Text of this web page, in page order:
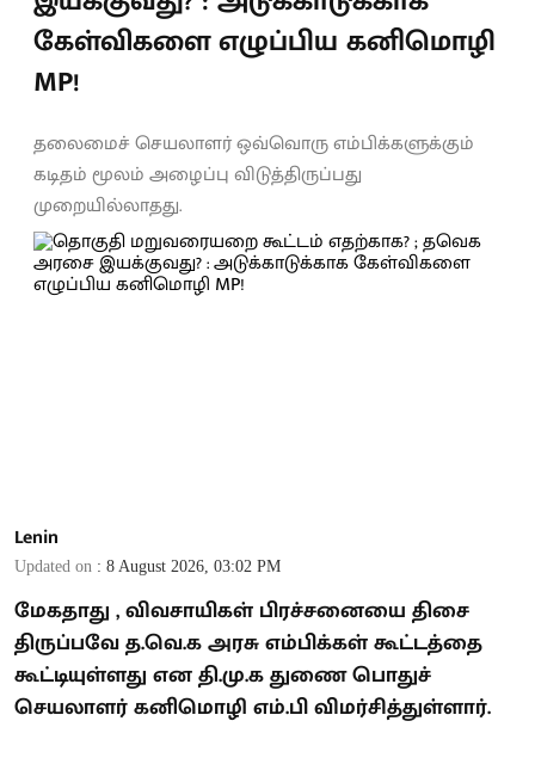
கேள்விகளை எழுப்பிய கனிமொழி
MP!
தலைமைச் செயலாளர் ஒவ்வொரு எம்பிக்களுக்கும்
கடிதம் மூலம் அழைப்பு விடுத்திருப்பது
முறையில்லாதது.
Lenin
Updated on : 8 August 2026, 03:02 PM
மேகதாது , விவசாயிகள் பிரச்சனையை திசை
திருப்பவே த.வெ.க அரசு எம்பிக்கள் கூட்டத்தை
கூட்டியுள்ளது என தி.மு.க துணை பொதுச்
செயலாளர் கனிமொழி எம்.பி விமர்சித்துள்ளார்.